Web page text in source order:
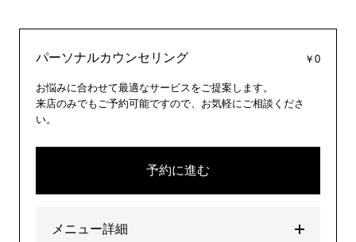
パーソナルカウンセリング ￥0
お悩みに合わせて最適なサービスをご提案します。
来店のみでもご予約可能ですので、お気軽にご相談くださ
い。
予約に進む
メニュー詳細